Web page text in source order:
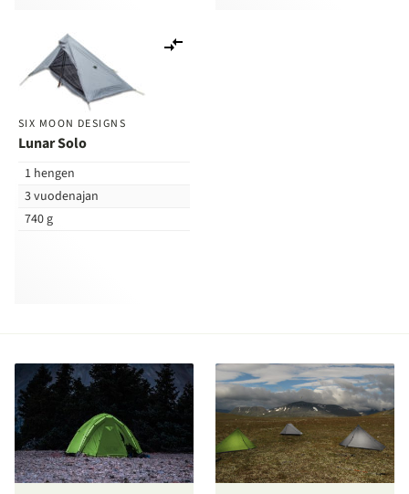
SIX MOON DESIGNS
Lunar Solo
1 hengen
3 vuodenajan
740 g